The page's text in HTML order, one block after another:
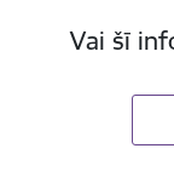
Vai šī